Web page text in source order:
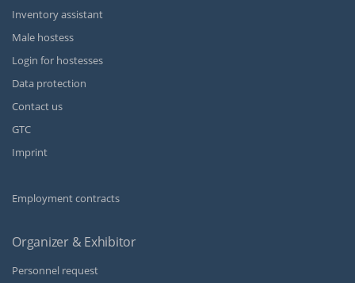
Inventory assistant
Male hostess
Login for hostesses
Data protection
Contact us
GTC
Imprint
Employment contracts
Organizer & Exhibitor
Personnel request